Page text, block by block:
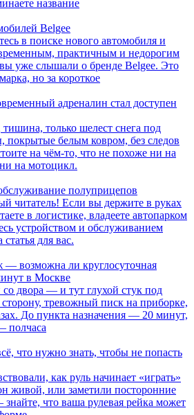
название
Belgee
в поиске нового автомобиля и
практичным и недорогим
уже слышали о бренде Belgee. Это
но за короткое
адреналин стал доступен
тишина, только шелест снега под
покрытые белым ковром, без следов
на чём-то, что не похоже ни на
на мотоцикл.
полуприцепов
читатель! Если вы держите в руках
в логистике, владеете автопарком
устройством и обслуживанием
для вас.
возможна ли круглосуточная
в Москве
двора — и тут глухой стук под
тревожный писк на приборке,
До пункта назначения — 20 минут,
полчаса
что нужно знать, чтобы не попасть
как руль начинает «играть»
живой, или заметили посторонние
что ваша рулевая рейка может